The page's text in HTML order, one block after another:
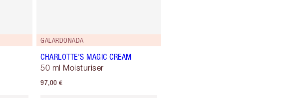
GALARDONADA
CHARLOTTE'S MAGIC CREAM
50 ml Moisturiser
97,00 €